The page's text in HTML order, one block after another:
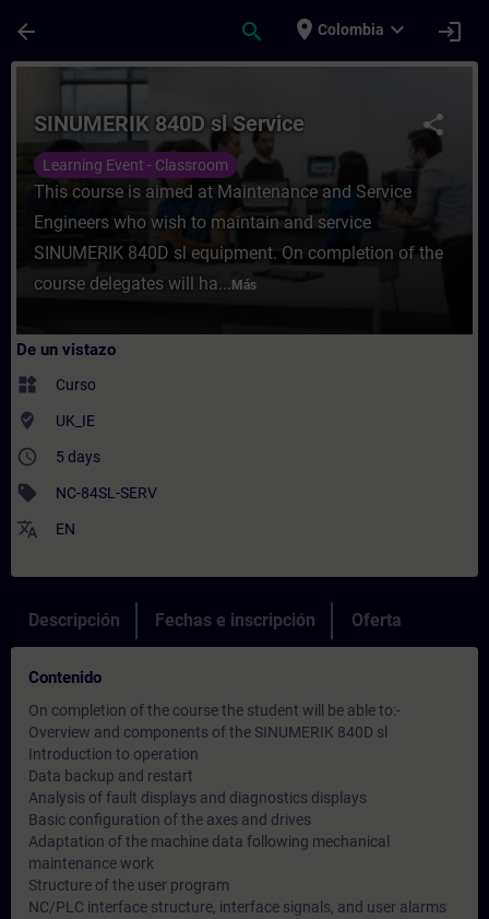
arrow_back search place Colombia expand_more login
Curso - SINUMERIK 840D sl Service -
share
SINUMERIK 840D sl Service
Learning Event - Classroom
This course is aimed at Maintenance and Service
Engineers who wish to maintain and service
SINUMERIK 840D sl equipment. On completion of the
course delegates will ha... Más
De un vistazo
widgets Curso
where_to_vote UK_IE
access_time 5 days
sell NC-84SL-SERV
translate EN
Descripción Fechas e inscripción Oferta
Contenido
On completion of the course the student will be able to:-
Overview and components of the SINUMERIK 840D sl
Introduction to operation
Data backup and restart
Analysis of fault displays and diagnostics displays
Basic configuration of the axes and drives
Adaptation of the machine data following mechanical
maintenance work
Structure of the user program
NC/PLC interface structure, interface signals, and user alarms